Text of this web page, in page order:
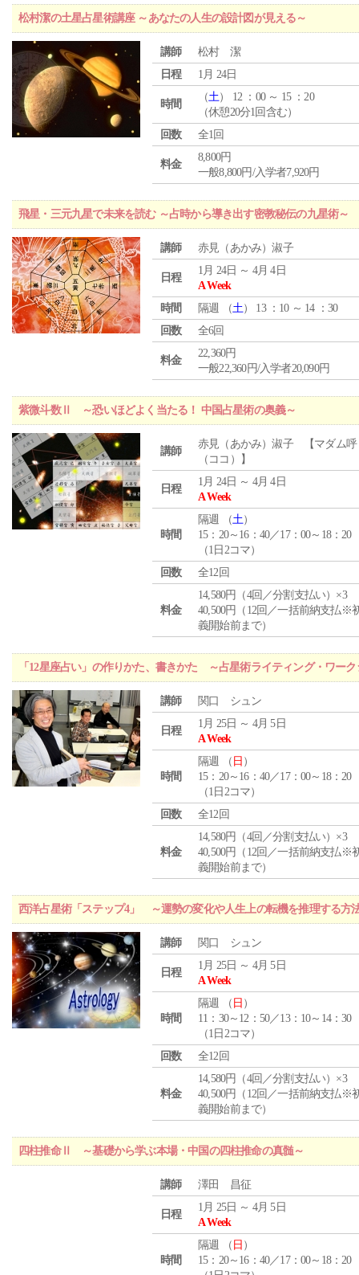
松村潔の土星占星術講座 ～あなたの人生の設計図が見える～
講師
松村 潔
日程
1月 24日
時間
（土） 12 ：00 ～ 15 ：20
（休憩20分1回含む）
回数
全1回
料金
8,800円
一般8,800円/入学者7,920円
飛星・三元九星で未来を読む ～占時から導き出す密教秘伝の九星術～
講師 赤見（あかみ）淑子
日程
1月 24日 ～ 4月 4日
A Week
時間
隔週 （土） 13 ：10 ～ 14 ：30
回数
全6回
料金
22,360円
一般22,360円/入学者20,090円
紫微斗数Ⅱ ～恐いほどよく当たる！ 中国占星術の奥義～
講師
赤見（あかみ）淑子 【マダム呼
（ココ）】
日程
1月 24日 ～ 4月 4日
A Week
時間
隔週 （土）
15：20～16：40／17：00～18：20
（1日2コマ）
回数
全12回
料金
14,580円（4回／分割支払い）×3
40,500円（12回／一括前納支払※
義開始前まで）
「12星座占い」の作りかた、書きかた ～占星術ライティング・ワー
講師 関口 シュン
日程
1月 25日 ～ 4月 5日
A Week
時間
隔週 （ 日 ）
15：20～16：40／17：00～18：20
（1日2コマ）
回数
全12回
料金
14,580円（4回／分割支払い）×3
40,500円（12回／一括前納支払※
義開始前まで）
西洋占星術「ステップ4」 ～運勢の変化や人生上の転機を推理する方
講師 関口 シュン
日程
1月 25日 ～ 4月 5日
A Week
時間
隔週 （ 日 ）
11：30～12：50／13：10～14：30
（1日2コマ）
回数
全12回
料金
14,580円（4回／分割支払い）×3
40,500円（12回／一括前納支払※
義開始前まで）
四柱推命Ⅱ ～基礎から学ぶ本場・中国の四柱推命の真髄～
講師 澤田 昌征
日程
1月 25日 ～ 4月 5日
A Week
時間
隔週 （ 日 ）
15：20～16：40／17：00～18：20